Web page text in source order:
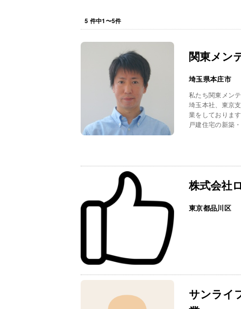
5 件中1〜5件
関東メン
埼玉県本庄市
私たち関東メンテ
埼玉本社、東京
業をしております
戸建住宅の新築
株式会社
東京都品川区
サンライ